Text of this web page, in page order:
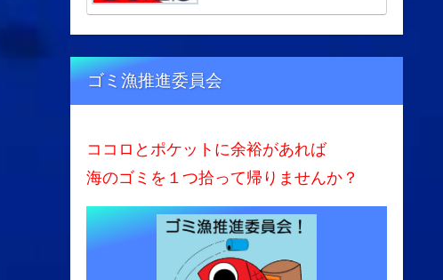
ゴミ漁推進委員会
ココロとポケットに余裕があれば
海のゴミを１つ拾って帰りませんか？